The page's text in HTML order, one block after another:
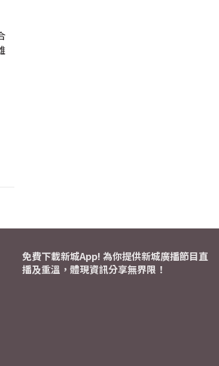
免費下載新城App! 為你提供新城廣播節目直
播及重溫，體現資訊分享無界限！